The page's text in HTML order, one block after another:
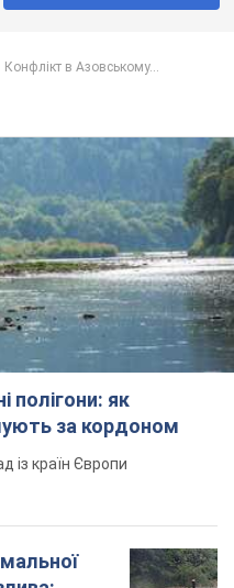
Конфлікт в Азовському...
полігони: як
за кордоном
із країн Європи